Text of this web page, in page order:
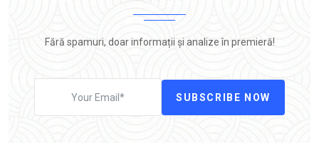
Fără spamuri, doar informații și analize în premieră!
SUBSCRIBE NOW